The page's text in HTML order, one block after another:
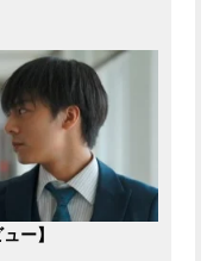
ー】